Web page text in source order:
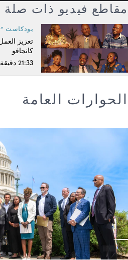
مقاطع فيديو ذات صلة
بودكاست
تعزيز
كانجافو
21:33 دقيقة
الحوارات العامة